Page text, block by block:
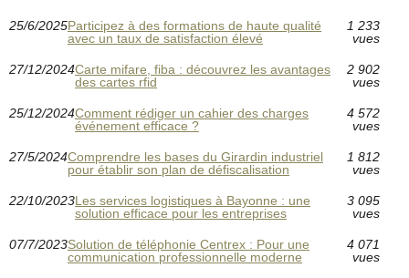
25/6/2025Participez à des formations de haute qualité
avec un taux de satisfaction élevé
1 233
vues
27/12/2024Carte mifare, fiba : découvrez les avantages
des cartes rfid
2 902
vues
25/12/2024Comment rédiger un cahier des charges
événement efficace ?
4 572
vues
27/5/2024Comprendre les bases du Girardin industriel
pour établir son plan de défiscalisation
1 812
vues
22/10/2023Les services logistiques à Bayonne : une
solution efficace pour les entreprises
3 095
vues
07/7/2023Solution de téléphonie Centrex : Pour une
communication professionnelle moderne
4 071
vues